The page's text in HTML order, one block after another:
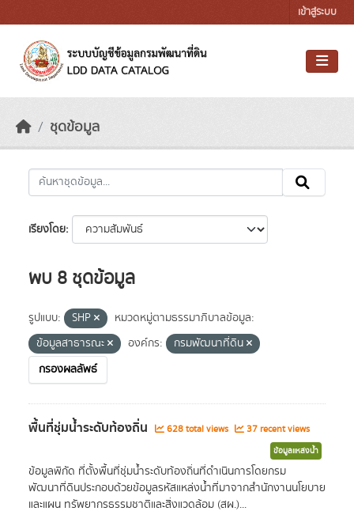
เข้าสู่ระบบ
ชุดข้อมูล
เรียงโดย
พบ 8 ชุดข้อมูล
รูปแบบ: SHP
หมวดหมู่ตามธรรมาภิบาลข้อมูล:
ข้อมูลสาธารณะ
องค์กร:
กรมพัฒนาที่ดิน
กรองผลลัพธ์
พื้นที่ชุ่มน้ำระดับท้องถิ่น 628 total views 37 recent views
ข้อมูลแหล่งน้ำ
ข้อมูลพิกัด ที่ตั้งพื้นที่ชุ่มน้ำระดับท้องถิ่นที่ดำเนินการโดยกรม
พัฒนาที่ดินประกอบด้วยข้อมูลรหัสแหล่งน้ำที่มาจากสำนักงานนโยบาย
และแผน ทรัพยากรธรรมชาติและสิ่งแวดล้อม (สผ.)...